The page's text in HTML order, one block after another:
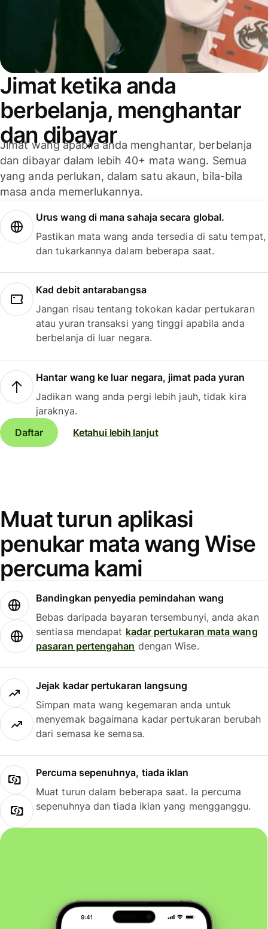
Jimat ketika anda
berbelanja, menghantar
dan dibayar
Jimat wang apabila anda menghantar, berbelanja
dan dibayar dalam lebih 40+ mata wang. Semua
yang anda perlukan, dalam satu akaun, bila-bila
masa anda memerlukannya.
Urus wang di mana sahaja secara global.
Pastikan mata wang anda tersedia di satu tempat,
dan tukarkannya dalam beberapa saat.
Kad debit antarabangsa
Jangan risau tentang tokokan kadar pertukaran
atau yuran transaksi yang tinggi apabila anda
berbelanja di luar negara.
Hantar wang ke luar negara, jimat pada yuran
Jadikan wang anda pergi lebih jauh, tidak kira
jaraknya.
Daftar
Ketahui lebih lanjut
Muat turun aplikasi
penukar mata wang Wise
percuma kami
Bandingkan penyedia pemindahan wang
Bebas daripada bayaran tersembunyi, anda akan
sentiasa mendapat kadar pertukaran mata wang
pasaran pertengahan dengan Wise.
Jejak kadar pertukaran langsung
Simpan mata wang kegemaran anda untuk
menyemak bagaimana kadar pertukaran berubah
dari semasa ke semasa.
Percuma sepenuhnya, tiada iklan
Muat turun dalam beberapa saat. Ia percuma
sepenuhnya dan tiada iklan yang mengganggu.